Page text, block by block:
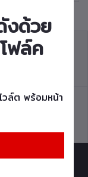
F0014
งด้วย
ฟล์ค
ล์ต พร้อมหน้า